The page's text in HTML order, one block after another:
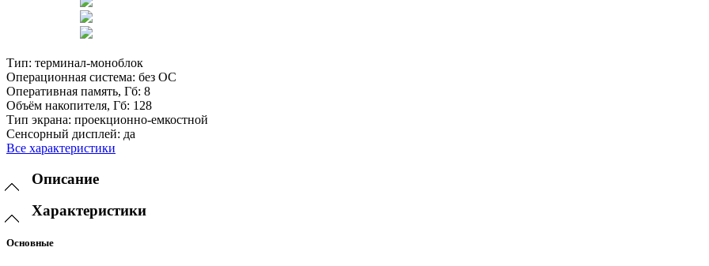
Тип: терминал-моноблок
Операционная система: без ОС
Оперативная память, Гб: 8
Объём накопителя, Гб: 128
Тип экрана: проекционно-емкостной
Сенсорный дисплей: да
Все характеристики
Описание
Характеристики
Основные